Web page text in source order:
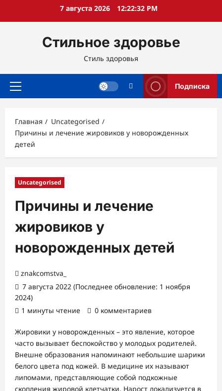
7 августа 2026 12:22:33 PM
Стильное здоровье
Стиль здоровья
Основное
Подписка
Главная
Uncategorised
Причины и лечение жировиков у новорожденных
детей
Uncategorised
Причины и лечение
жировиков у
новорожденных детей
znakcomstva_
7 августа 2022 (Последнее обновление: 1 ноября
2024)
1 минуты чтение
0 комментариев
Жировики у новорожденных – это явление, которое
часто вызывает беспокойство у молодых родителей.
Внешне образования напоминают небольшие шарики
белого цвета под кожей. В медицине их называют
липомами, представляющие собой подкожные
скопления жировой клетчатки. Нарост локализуется в